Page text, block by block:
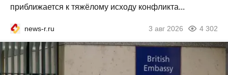
приближается к тяжёлому исходу конфликта...
news-r.ru 3 авг 2026 4 302